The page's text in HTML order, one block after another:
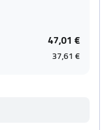
47,01 €
37,61 €